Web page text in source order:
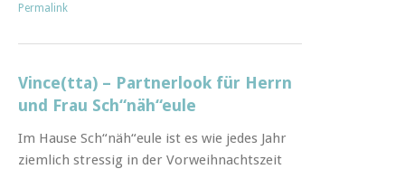
Permalink
Vince(tta) – Partnerlook für Herrn
und Frau Sch“näh“eule
Im Hause Sch“näh“eule ist es wie jedes Jahr
ziemlich stressig in der Vorweihnachtszeit